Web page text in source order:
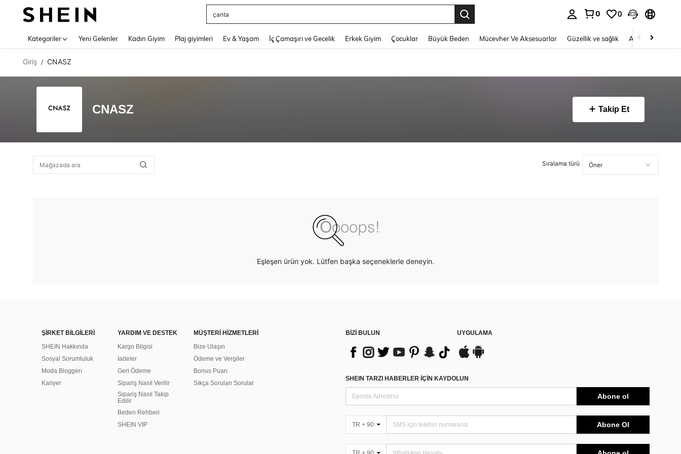
çanta
0 0
Kategoriler Yeni Gelenler Kadın Giyim Plaj giyimleri Ev & Yaşam İç Çamaşırı ve Gecelik Erkek Giyim Çocuklar Büyük Beden Mücevher Ve Aksesuarlar Güzellik ve sağlık Ayakkabı
Giriş / CNASZ
CNASZ Takip Et
Sıralama türü
Eşleşen ürün yok. Lütfen başka seçeneklerle deneyin.
ŞİRKET BİLGİLERİ
SHEIN Hakkında
Sosyal Sorumluluk
Moda Bloggerı
Kariyer
YARDIM VE DESTEK
Kargo Bilgisi
İadeler
Geri Ödeme
Sipariş Nasıl Verilir
Sipariş Nasıl Takip
Edilir
Beden Rehberi
SHEIN VIP
MÜŞTERİ HİZMETLERİ
Bize Ulaşın
Ödeme ve Vergiler
Bonus Puan
Sıkça Sorulan Sorular
BİZİ BULUN UYGULAMA
SHEIN TARZI HABERLER IÇIN KAYDOLUN
Abone ol
TR + 90 Abone Ol